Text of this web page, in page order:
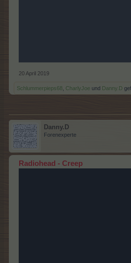
20 April 2019
Schlummerpieps68 CharlyJoe und Danny.D
Danny.D
Forenexperte
Radiohead - Creep